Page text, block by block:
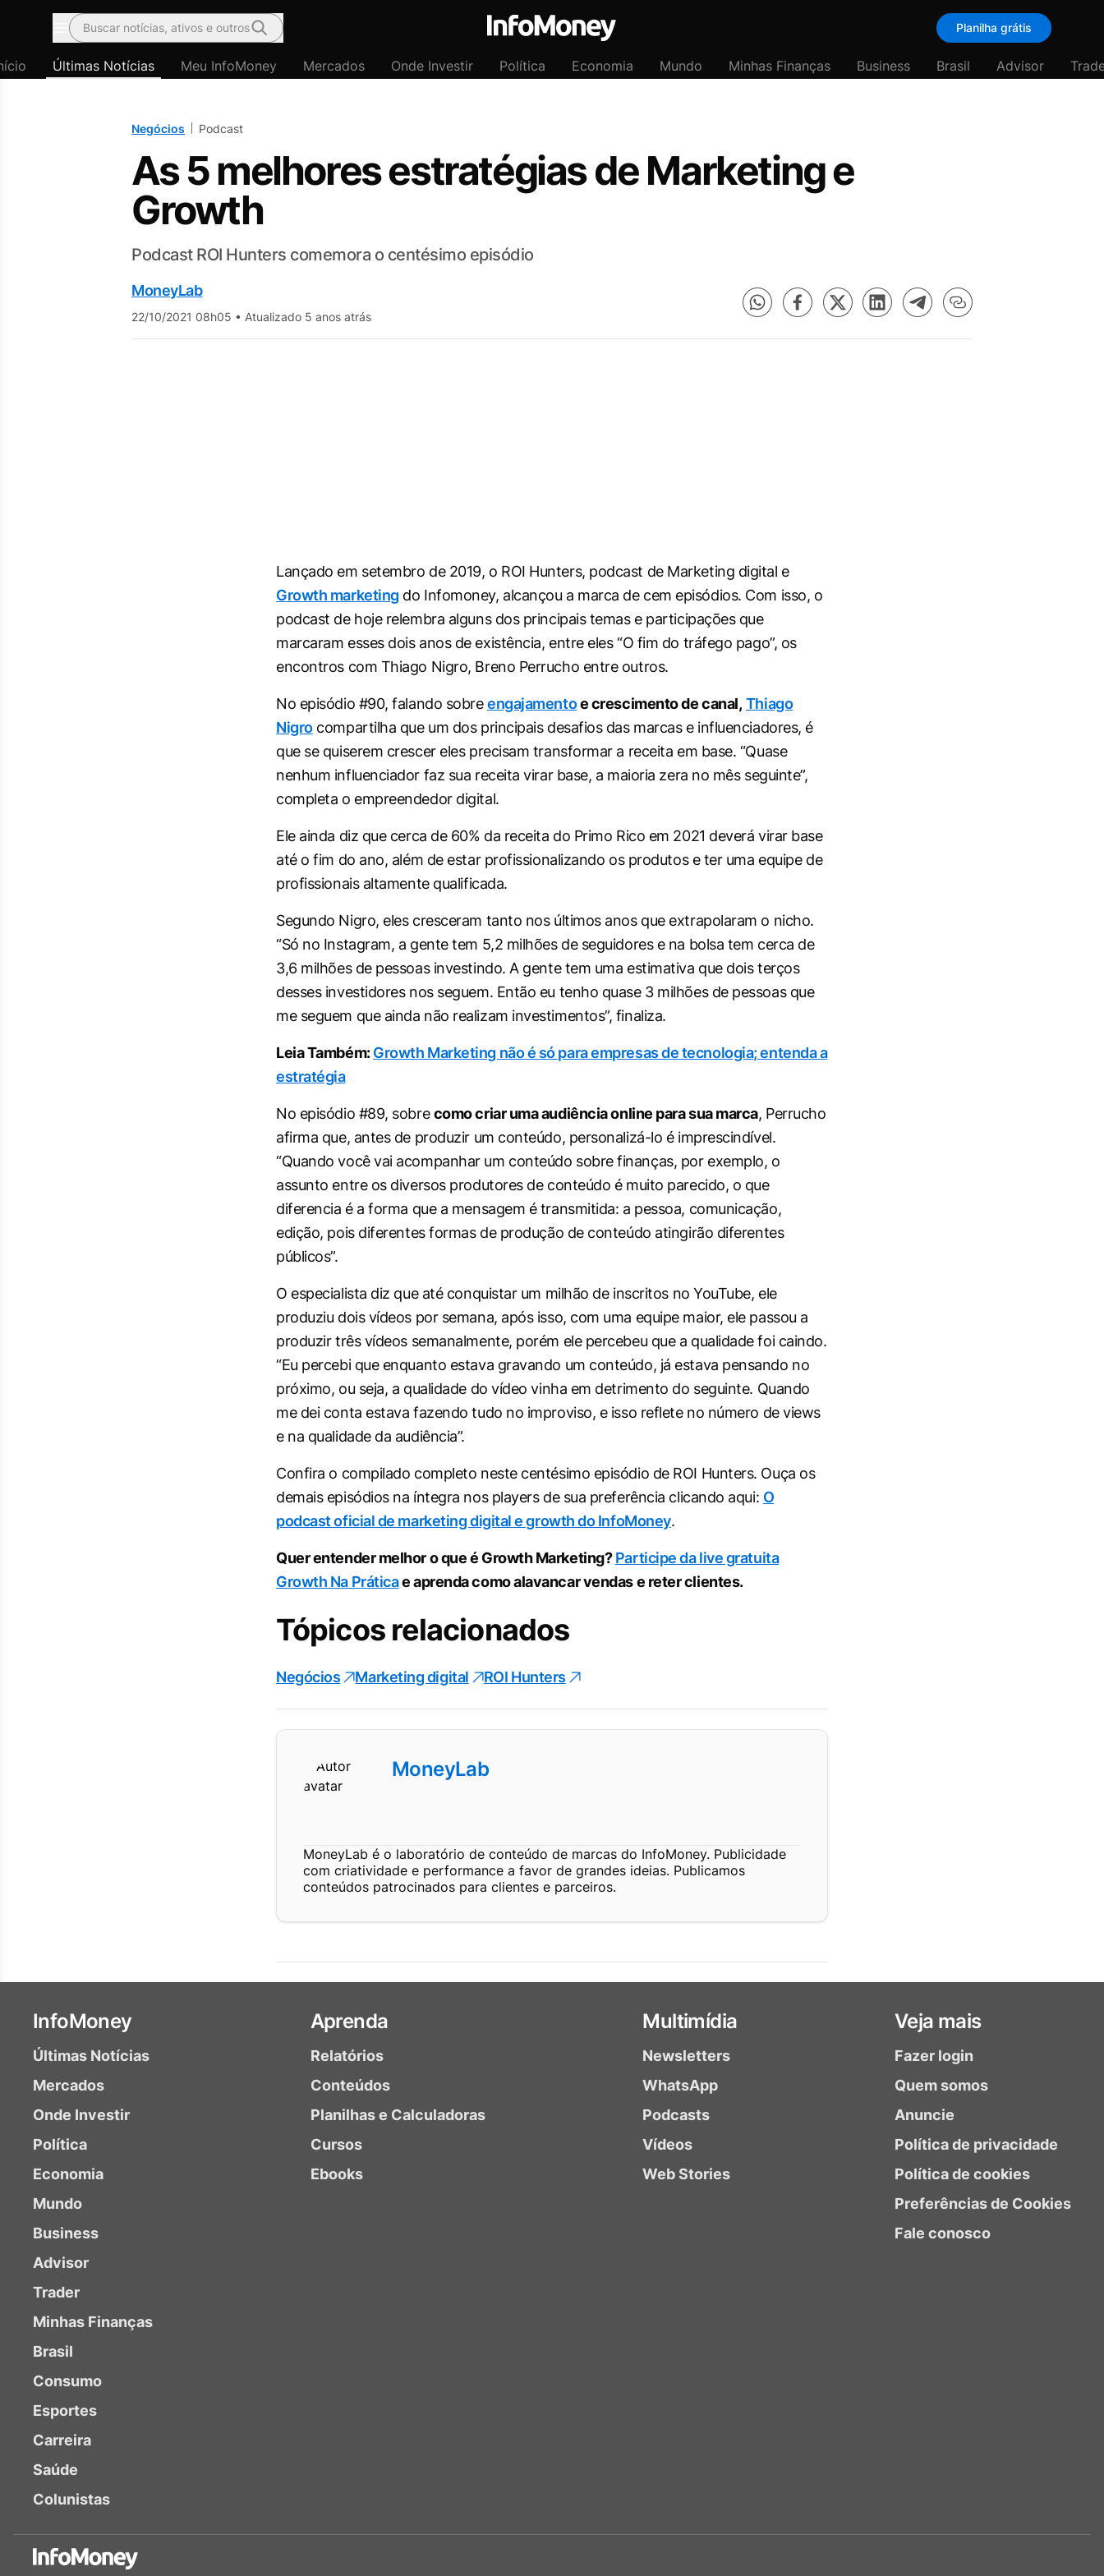
Menu
Buscar notícias, ativos e outros Planilha grátis
Últimas Notícias Meu InfoMoney Mercados Onde Investir Política Economia Mundo Minhas Finanças Business Brasil Advisor
Negócios Podcast
As 5 melhores estratégias de Marketing e
Growth
Podcast ROI Hunters comemora o centésimo episódio
MoneyLab
22/10/2021 08h05 • Atualizado 5 anos atrás
Lançado em setembro de 2019, o ROI Hunters, podcast de Marketing digital e
Growth marketing do Infomoney, alcançou a marca de cem episódios. Com isso, o
podcast de hoje relembra alguns dos principais temas e participações que
marcaram esses dois anos de existência, entre eles “O fim do tráfego pago”, os
encontros com Thiago Nigro, Breno Perrucho entre outros.
No episódio #90, falando sobreengajamentoe crescimento de canal, Thiago
Nigrocompartilha que um dos principais desafios das marcas e influenciadores, é
que se quiserem crescer eles precisam transformar a receita em base. “Quase
nenhum influenciador faz sua receita virar base, a maioria zera no mês seguinte”,
completa o empreendedor digital.
Ele ainda diz que cerca de 60% da receita do Primo Rico em 2021 deverá virar base
até o fim do ano, além de estar profissionalizando os produtos e ter uma equipe de
profissionais altamente qualificada.
Segundo Nigro, eles cresceram tanto nos últimos anos que extrapolaram o nicho.
“Só no Instagram, a gente tem 5,2 milhões de seguidores e na bolsa tem cerca de
3,6 milhões de pessoas investindo. A gente tem uma estimativa que dois terços
desses investidores nos seguem. Então eu tenho quase 3 milhões de pessoas que
me seguem que ainda não realizam investimentos”, finaliza.
Leia Também:Growth Marketing não é só para empresas de tecnologia; entenda a
estratégia
No episódio #89, sobrecomo criar uma audiência online para sua marca, Perrucho
afirma que, antes de produzir um conteúdo, personalizá-lo é imprescindível.
“Quando você vai acompanhar um conteúdo sobre finanças, por exemplo, o
assunto entre os diversos produtores de conteúdo é muito parecido, o que
diferencia é a forma que a mensagem é transmitida: a pessoa, comunicação,
edição, pois diferentes formas de produção de conteúdo atingirão diferentes
públicos”.
O especialista diz que até conquistar um milhão de inscritos no YouTube, ele
produziu dois vídeos por semana, após isso, com uma equipe maior, ele passou a
produzir três vídeos semanalmente, porém ele percebeu que a qualidade foi caindo.
“Eu percebi que enquanto estava gravando um conteúdo, já estava pensando no
próximo, ou seja, a qualidade do vídeo vinha em detrimento do seguinte. Quando
me dei conta estava fazendo tudo no improviso, e isso reflete no número de views
e na qualidade da audiência”.
Confira o compilado completo neste centésimo episódio de ROI Hunters. Ouça os
demais episódios na íntegra nos players de sua preferência clicando aqui: O
podcast oficial de marketing digital e growth do InfoMoney.
Quer entender melhor o que é Growth Marketing?Participe da live gratuita
Growth Na Práticae aprenda como alavancar vendas e reter clientes.
Tópicos relacionados
Negócios Marketing digital ROI Hunters
MoneyLab
MoneyLab é o laboratório de conteúdo de marcas do InfoMoney. Publicidade
com criatividade e performance a favor de grandes ideias. Publicamos
conteúdos patrocinados para clientes e parceiros.
InfoMoney
Últimas Notícias
Mercados
Onde Investir
Política
Economia
Mundo
Business
Advisor
Trader
Minhas Finanças
Brasil
Consumo
Esportes
Carreira
Saúde
Colunistas
Aprenda
Relatórios
Conteúdos
Planilhas e Calculadoras
Cursos
Ebooks
Multimídia
Newsletters
WhatsApp
Podcasts
Vídeos
Web Stories
Veja mais
Fazer login
Quem somos
Anuncie
Política de privacidade
Política de cookies
Preferências de Cookies
Fale conosco